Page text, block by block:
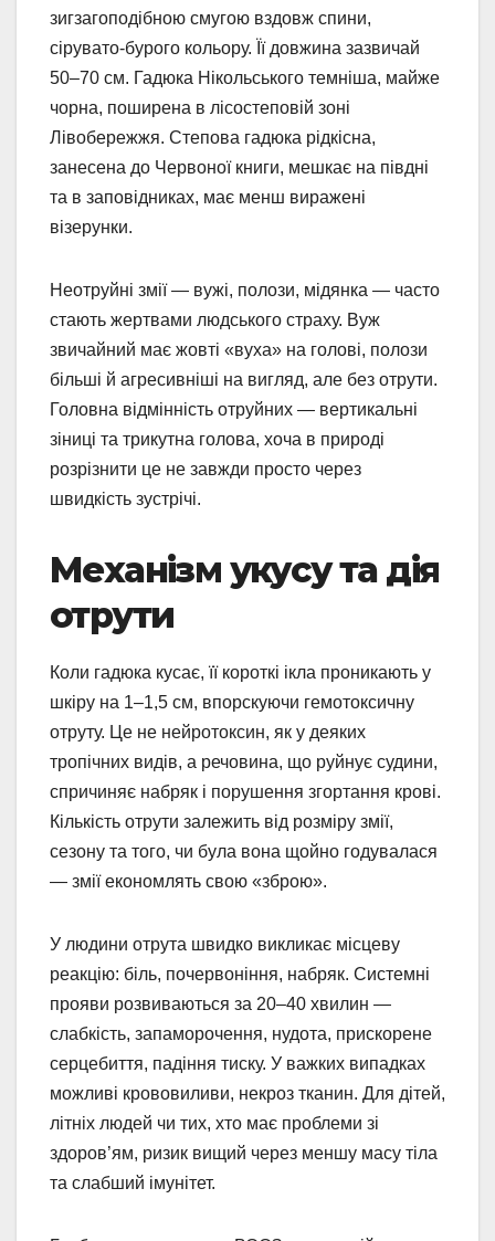
зигзагоподібною смугою вздовж спини,
сірувато-бурого кольору. Її довжина зазвичай
50–70 см. Гадюка Нікольського темніша, майже
чорна, поширена в лісостеповій зоні
Лівобережжя. Степова гадюка рідкісна,
занесена до Червоної книги, мешкає на півдні
та в заповідниках, має менш виражені
візерунки.
Неотруйні змії — вужі, полози, мідянка — часто
стають жертвами людського страху. Вуж
звичайний має жовті «вуха» на голові, полози
більші й агресивніші на вигляд, але без отрути.
Головна відмінність отруйних — вертикальні
зіниці та трикутна голова, хоча в природі
розрізнити це не завжди просто через
швидкість зустрічі.
Механізм укусу та дія
отрути
Коли гадюка кусає, її короткі ікла проникають у
шкіру на 1–1,5 см, впорскуючи гемотоксичну
отруту. Це не нейротоксин, як у деяких
тропічних видів, а речовина, що руйнує судини,
спричиняє набряк і порушення згортання крові.
Кількість отрути залежить від розміру змії,
сезону та того, чи була вона щойно годувалася
— змії економлять свою «зброю».
У людини отрута швидко викликає місцеву
реакцію: біль, почервоніння, набряк. Системні
прояви розвиваються за 20–40 хвилин —
слабкість, запаморочення, нудота, прискорене
серцебиття, падіння тиску. У важких випадках
можливі крововиливи, некроз тканин. Для дітей,
літніх людей чи тих, хто має проблеми зі
здоров’ям, ризик вищий через меншу масу тіла
та слабший імунітет.